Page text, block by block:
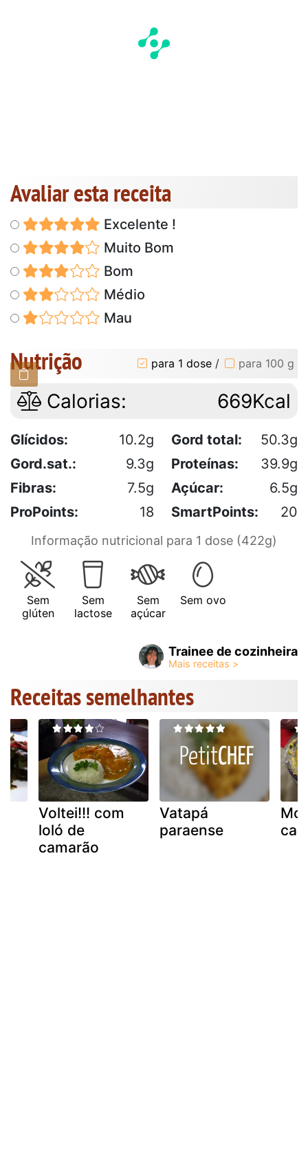
Avaliar esta receita
Excelente !
Muito Bom
Bom
Médio
Mau
Nutrição para 1 dose / para 100 g
Calorias: 669Kcal
Glícidos: 10.2g Gord total:
50.3g
Gord.sat.:
9.3g Proteínas:
39.9g
Fibras:
7.5g Açúcar:
6.5g
ProPoints:
18 SmartPoints: 20
Informação nutricional para 1 dose (422g)
Sem
glúten
Sem
lactose
Sem
açúcar
Sem ovo
Trainee de cozinheira
Receitas semelhantes
Voltei!!! com
loló de
camarão
Vatapá
paraense